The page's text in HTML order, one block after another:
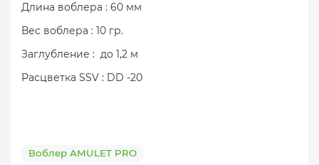
Длина воблера : 60 мм
Вес воблера : 10 гр.
Заглубление : до 1,2 м
Расцветка SSV : DD -20
Воблер AMULET PRO